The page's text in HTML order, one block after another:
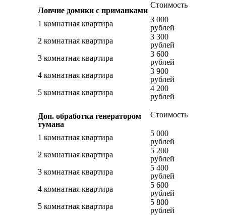
Ловчие домики с приманками
Стоимость
1 комнатная квартира
3 000
рублей
2 комнатная квартира
3 300
рублей
3 комнатная квартира
3 600
рублей
4 комнатная квартира
3 900
рублей
5 комнатная квартира
4 200
рублей
Доп. обработка генератором
тумана
Стоимость
1 комнатная квартира
5 000
рублей
2 комнатная квартира
5 200
рублей
3 комнатная квартира
5 400
рублей
4 комнатная квартира
5 600
рублей
5 комнатная квартира
5 800
рублей